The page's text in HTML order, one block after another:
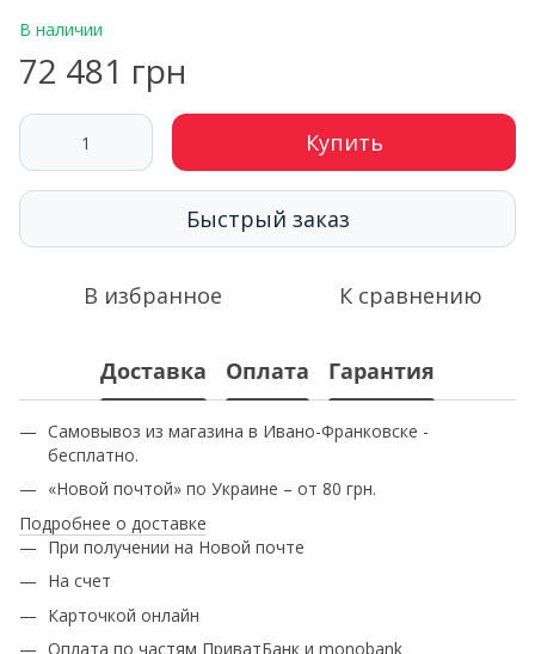
В наличии
72 481 грн
Купить
Быстрый заказ
В избранное К сравнению
Доставка Оплата Гарантия
Самовывоз из магазина в Ивано-Франковске -
бесплатно.
«Новой почтой» по Украине – от 80 грн.
Подробнее о доставке
При получении на Новой почте
На счет
Карточкой онлайн
Оплата по частям ПриватБанк и monobank